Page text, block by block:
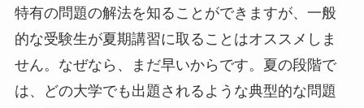
特有の問題の解法を知ることができますが、一般
的な受験生が夏期講習に取ることはオススメしま
せん。なぜなら、まだ早いからです。夏の段階で
は、どの大学でも出題されるような典型的な問題